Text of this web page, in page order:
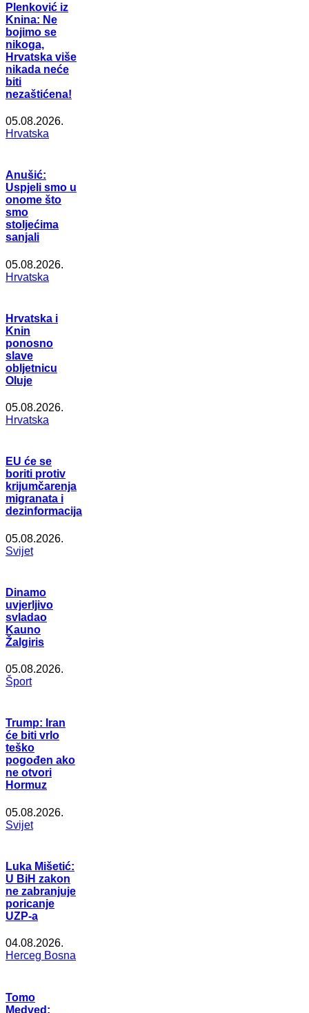
Plenković iz
Knina: Ne
bojimo se
nikoga,
Hrvatska više
nikada neće
biti
nezaštićena!
05.08.2026.
Hrvatska
Anušić:
Uspjeli smo u
onome što
smo
stoljećima
sanjali
05.08.2026.
Hrvatska
Hrvatska i
Knin
ponosno
slave
obljetnicu
Oluje
05.08.2026.
Hrvatska
EU će se
boriti protiv
krijumčarenja
migranata i
dezinformacija
05.08.2026.
Svijet
Dinamo
uvjerljivo
svladao
Kauno
Žalgiris
05.08.2026.
Šport
Trump: Iran
će biti vrlo
teško
pogođen ako
ne otvori
Hormuz
05.08.2026.
Svijet
Luka Mišetić:
U BiH zakon
ne zabranjuje
poricanje
UZP-a
04.08.2026.
Herceg Bosna
Tomo
Medved: